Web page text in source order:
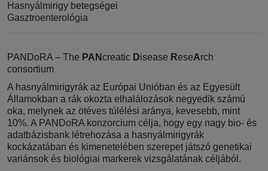
Hasnyálmirigy betegségei
Gasztroenterológia
PANDoRA – The PANcreatic Disease ReseArch
consortium
A hasnyálmirigyrák az Európai Unióban és az Egyesült
Államokban a rák okozta elhalálozások negyedik számú
oka, melynek az ötéves túlélési aránya, kevesebb, mint
10%. A PANDoRA konzorcium célja, hogy egy nagy bio- és
adatbázisbank létrehozása a hasnyálmirigyrák
kockázatában és kimenetelében szerepet játszó genetikai
variánsok és biológiai markerek vizsgálatának céljából.